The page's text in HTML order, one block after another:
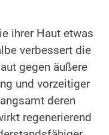
ihrer Haut etwas
verbessert die
gegen äußere
und vorzeitiger
deren
regenerierend